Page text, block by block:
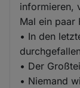
informieren,
Mal ein paar
• In den
• Der
• Niemand